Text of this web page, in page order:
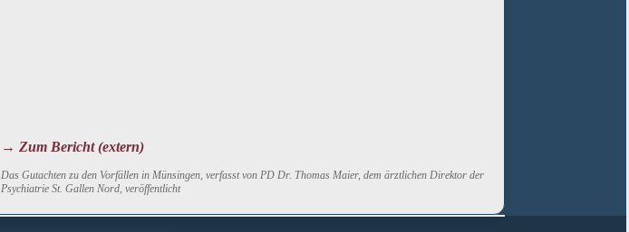
→ Zum Bericht (extern)
Das Gutachten zu den Vorfällen in Münsingen, verfasst von PD Dr. Thomas Maier, dem ärztlichen Direktor der
Psychiatrie St. Gallen Nord, veröffentlicht